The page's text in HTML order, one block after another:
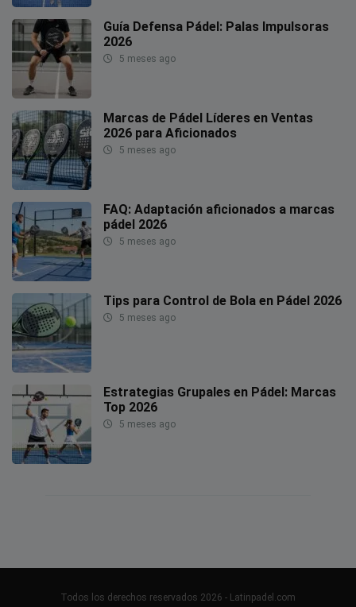
Guía Defensa Pádel: Palas Impulsoras
2026
5 meses ago
Marcas de Pádel Líderes en Ventas
2026 para Aficionados
5 meses ago
FAQ: Adaptación aficionados a marcas
pádel 2026
5 meses ago
Tips para Control de Bola en Pádel 2026
5 meses ago
Estrategias Grupales en Pádel: Marcas
Top 2026
5 meses ago
Todos los derechos reservados 2026 - Latinpadel.com